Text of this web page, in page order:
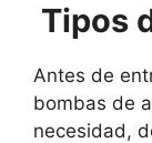
Tipos
Antes de
bombas de
necesidad,